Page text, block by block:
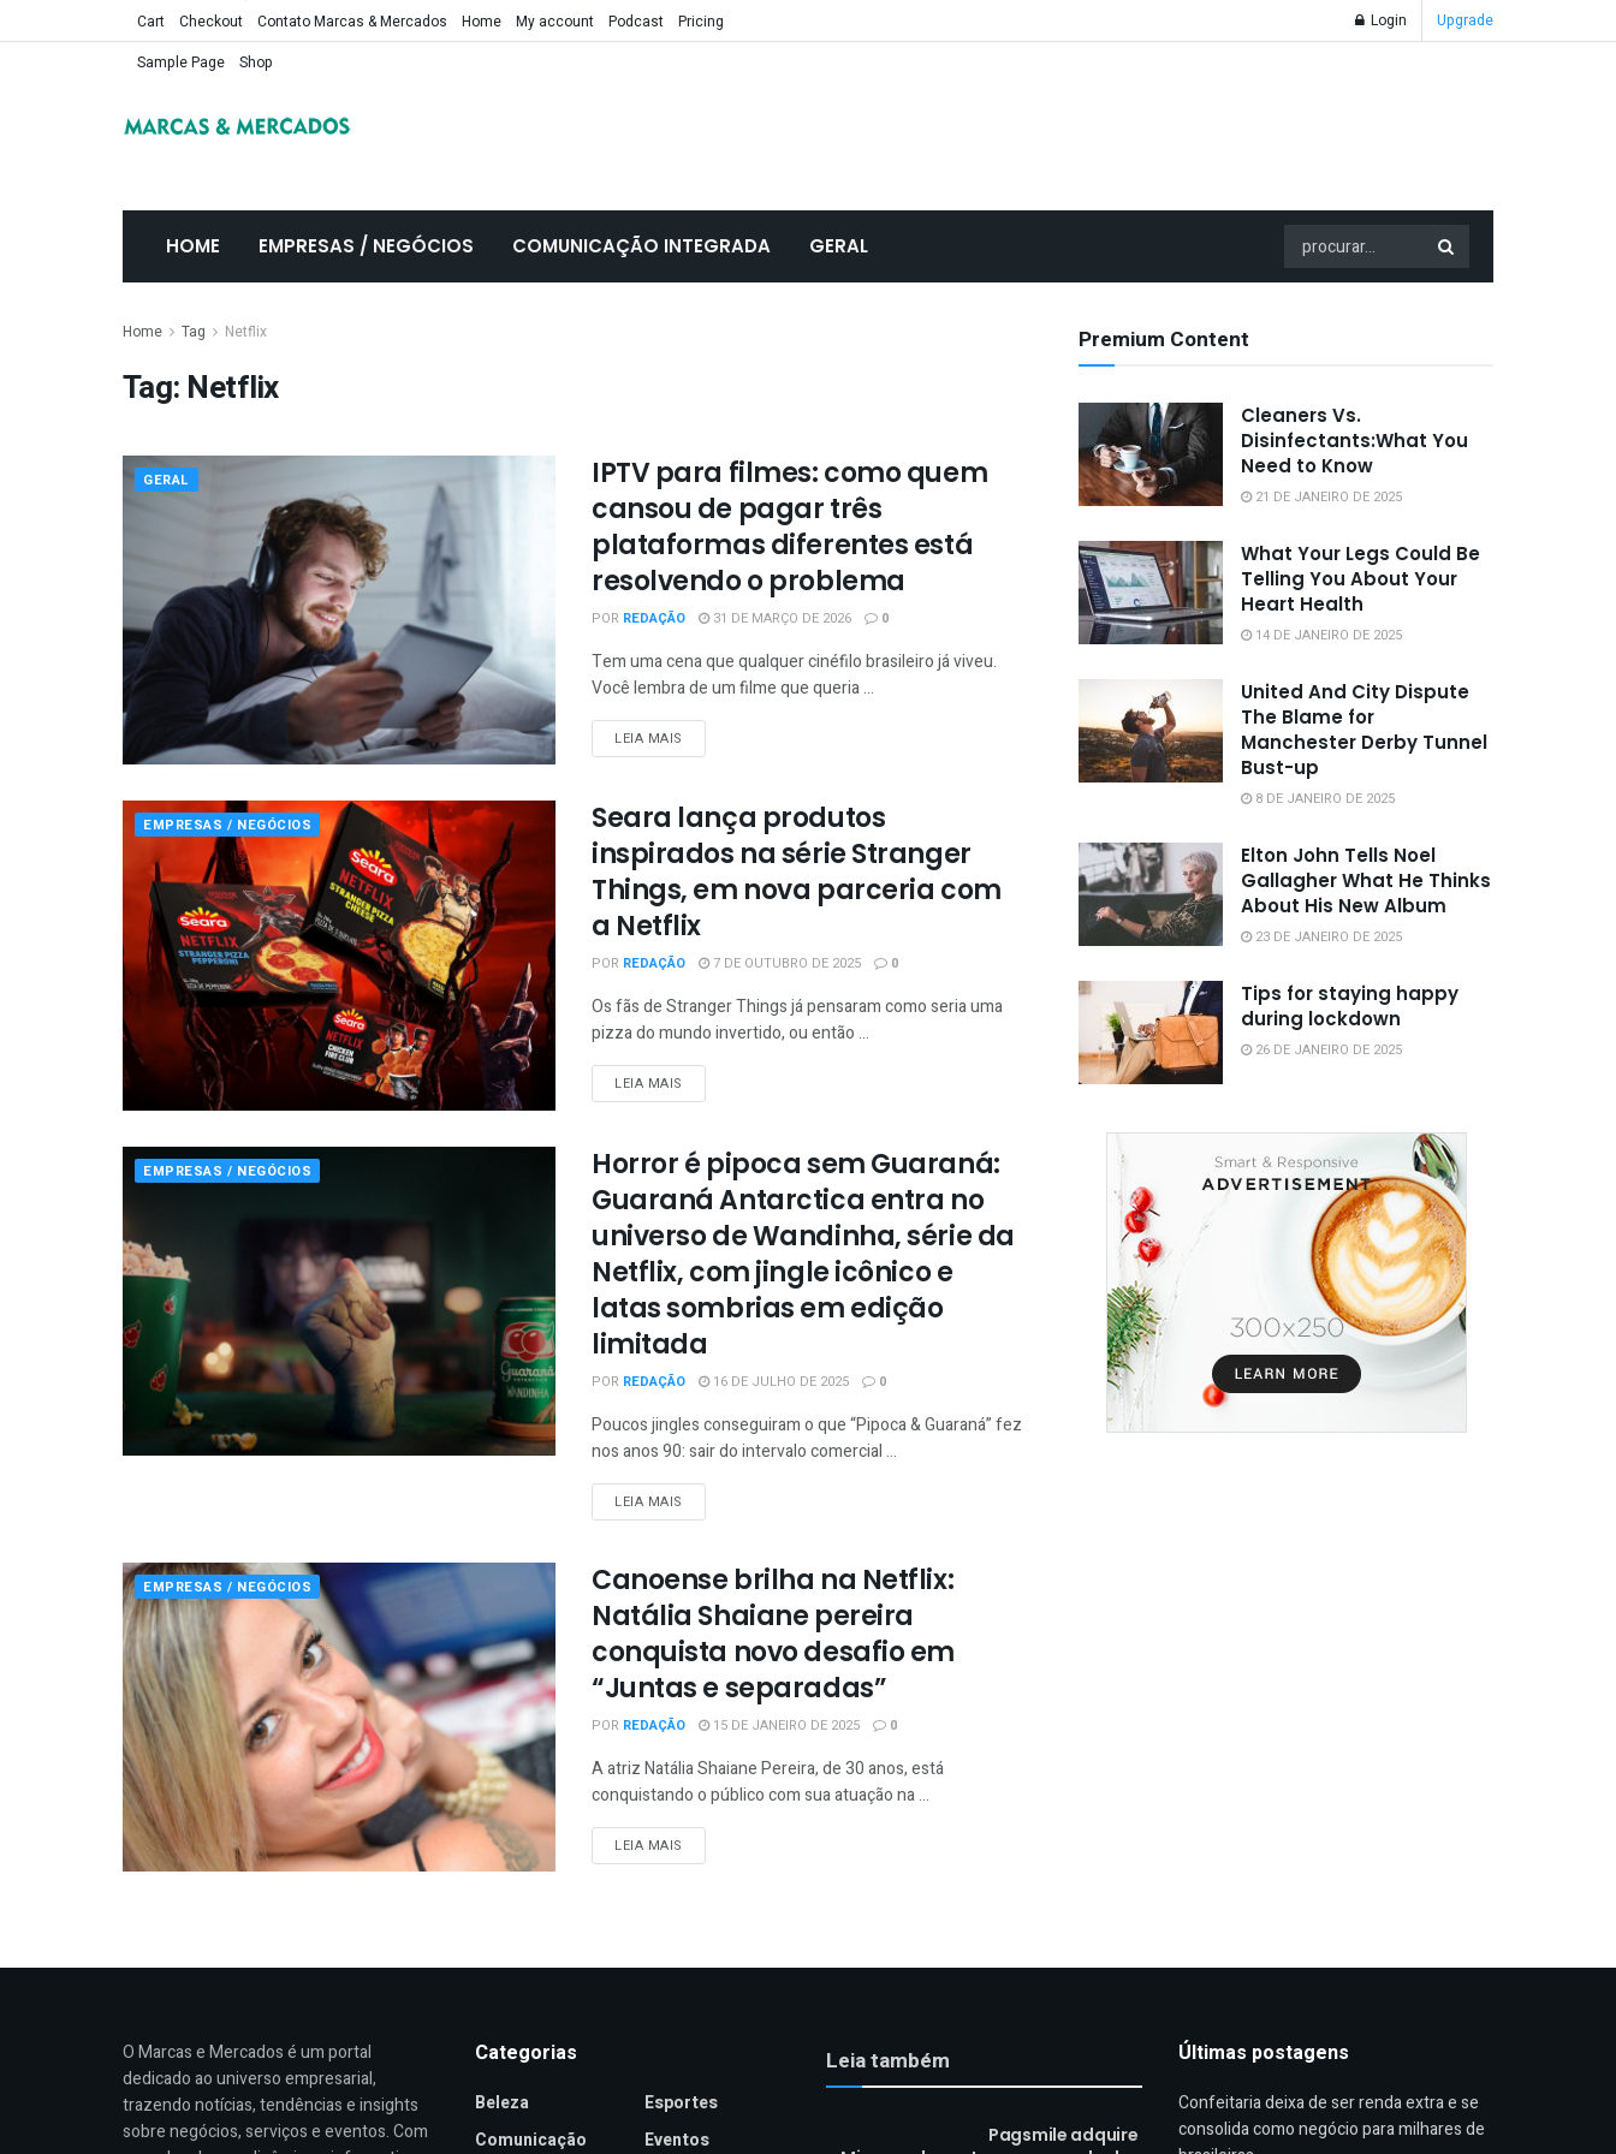
Cart Checkout Contato Marcas & Mercados Home My account Podcast
Pricing
Sample Page
Shop
Login Upgrade
HOME EMPRESAS / NEGÓCIOS COMUNICAÇÃO INTEGRADA GERAL
Home Tag Netflix
Tag: Netflix
GERAL
IPTV para filmes: como quem
cansou de pagar três
plataformas diferentes está
resolvendo o problema
POR REDAÇÃO 31 DE MARÇO DE 2026 0
Tem uma cena que qualquer cinéfilo brasileiro já viveu.
Você lembra de um filme que queria ...
LEIA MAIS
EMPRESAS / NEGÓCIOS
Seara lança produtos
inspirados na série Stranger
Things, em nova parceria com
a Netflix
POR REDAÇÃO 7 DE OUTUBRO DE 2025 0
Os fãs de Stranger Things já pensaram como seria uma
pizza do mundo invertido, ou então ...
LEIA MAIS
EMPRESAS / NEGÓCIOS
Horror é pipoca sem Guaraná:
Guaraná Antarctica entra no
universo de Wandinha, série da
Netflix, com jingle icônico e
latas sombrias em edição
limitada
POR REDAÇÃO 16 DE JULHO DE 2025 0
Poucos jingles conseguiram o que “Pipoca & Guaraná” fez
nos anos 90: sair do intervalo comercial ...
LEIA MAIS
EMPRESAS / NEGÓCIOS
Canoense brilha na Netflix:
Natália Shaiane pereira
conquista novo desafio em
“Juntas e separadas”
POR REDAÇÃO 15 DE JANEIRO DE 2025 0
A atriz Natália Shaiane Pereira, de 30 anos, está
conquistando o público com sua atuação na ...
LEIA MAIS
Premium Content
Cleaners Vs.
Disinfectants:What You
Need to Know
21 DE JANEIRO DE 2025
What Your Legs Could Be
Telling You About Your
Heart Health
14 DE JANEIRO DE 2025
United And City Dispute
The Blame for
Manchester Derby Tunnel
Bust-up
8 DE JANEIRO DE 2025
Elton John Tells Noel
Gallagher What He Thinks
About His New Album
23 DE JANEIRO DE 2025
Tips for staying happy
during lockdown
26 DE JANEIRO DE 2025
O Marcas e Mercados é um portal
dedicado ao universo empresarial,
trazendo notícias, tendências e insights
sobre negócios, serviços e eventos. Com
Categorias
Beleza
Comunicação
Esportes
Eventos
Leia também
Pagsmile adquire
Últimas postagens
Confeitaria deixa de ser renda extra e se
consolida como negócio para milhares de